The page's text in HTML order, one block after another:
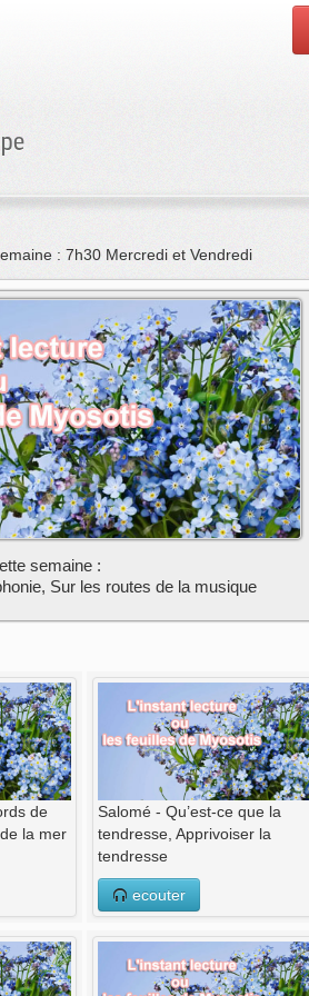
: 7h30 Mercredi et Vendredi
semaine :
Sur les routes de la musique
de
la mer
Salomé - Qu’est-ce que la
tendresse, Apprivoiser la
tendresse
ecouter